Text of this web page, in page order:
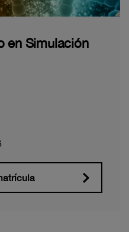
en Simulación